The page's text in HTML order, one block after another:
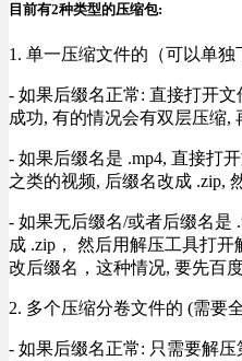
目前有2种类型的压缩包:
1. 单一压缩文件的（可以单独
- 如果后缀名正常: 直接打开
成功, 有的情况会有双层压缩,
- 如果后缀名是 .mp4, 直接打
之类的视频, 后缀名改成 .zip,
- 如果无后缀名/或者后缀名是
成 .zip， 然后用解压工具打
改后缀名，这种情况, 要先百
2. 多个压缩分卷文件的 (需要
- 如果后缀名正常: 只需要解